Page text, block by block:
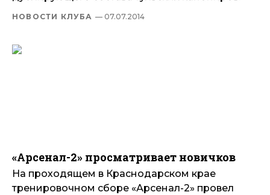
НОВОСТИ КЛУБА — 07.07.2014
«Арсенал-2» просматривает новичков
На проходящем в Краснодарском крае
тренировочном сборе «Арсенал-2» провел